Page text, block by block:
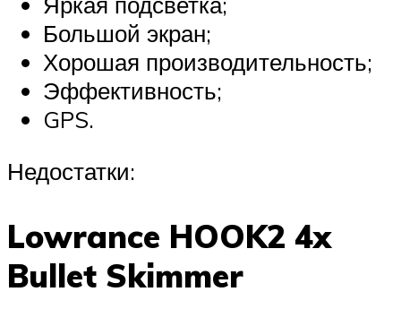
Большой экран;
Хорошая производительность;
Эффективность;
GPS.
Недостатки:
Lowrance HOOK2 4x
Bullet Skimmer